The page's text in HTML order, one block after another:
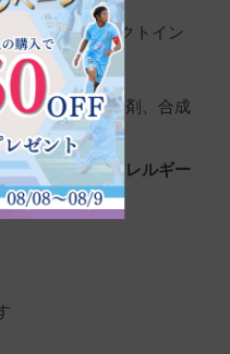
セラミド、エクトイン
石油系界面活性剤、合成
ッチテスト・アレルギー